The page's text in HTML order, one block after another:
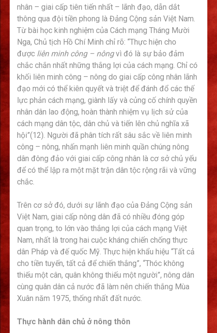
nhân – giai cấp tiên tiến nhất – lãnh đạo, dẫn dắt
thông qua đội tiền phong là Đảng Cộng sản Việt Nam.
Từ bài học kinh nghiệm của Cách mạng Tháng Mười
Nga, Chủ tịch Hồ Chí Minh chỉ rõ: “Thực hiện cho
được liên minh công – nôngvì đó là sự bảo đảm
chắc chắn nhất những thắng lợi của cách mạng. Chỉ có
khối liên minh công – nông do giai cấp công nhân lãnh
đạo mới có thể kiên quyết và triệt để đánh đổ các thế
lực phản cách mạng, giành lấy và củng cố chính quyền
nhân dân lao động, hoàn thành nhiệm vụ lịch sử của
cách mạng dân tộc, dân chủ và tiến lên chủ nghĩa xã
hội”(12). Người đã phân tích rất sâu sắc về liên minh
công – nông, nhấn mạnh liên minh quần chúng nông
dân đông đảo với giai cấp công nhân là cơ sở chủ yếu
để có thể lập ra một mặt trận dân tộc rộng rãi và vững
chắc.
Trên cơ sở đó, dưới sự lãnh đạo của Đảng Cộng sản
Việt Nam, giai cấp nông dân đã có nhiều đóng góp
quan trọng, to lớn vào thắng lợi của cách mạng Việt
Nam, nhất là trong hai cuộc kháng chiến chống thực
dân Pháp và đế quốc Mỹ. Thực hiện khẩu hiệu “Tất cả
cho tiền tuyến, tất cả để chiến thắng”, “Thóc không
thiếu một cân, quân không thiếu một người”, nông dân
cùng quân dân cả nước đã làm nên chiến thắng Mùa
Xuân năm 1975, thống nhất đất nước.
Thực hành dân chủ ở nông thôn